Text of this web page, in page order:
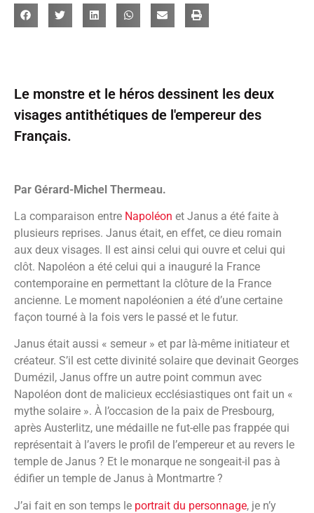
Le monstre et le héros dessinent les deux
visages antithétiques de l'empereur des
Français.
Par Gérard-Michel Thermeau.
La comparaison entre Napoléon et Janus a été faite à
plusieurs reprises. Janus était, en effet, ce dieu romain
aux deux visages. Il est ainsi celui qui ouvre et celui qui
clôt. Napoléon a été celui qui a inauguré la France
contemporaine en permettant la clôture de la France
ancienne. Le moment napoléonien a été d’une certaine
façon tourné à la fois vers le passé et le futur.
Janus était aussi « semeur » et par là-même initiateur et
créateur. S’il est cette divinité solaire que devinait Georges
Dumézil, Janus offre un autre point commun avec
Napoléon dont de malicieux ecclésiastiques ont fait un «
mythe solaire ». À l’occasion de la paix de Presbourg,
après Austerlitz, une médaille ne fut-elle pas frappée qui
représentait à l’avers le profil de l’empereur et au revers le
temple de Janus ? Et le monarque ne songeait-il pas à
édifier un temple de Janus à Montmartre ?
J’ai fait en son temps le portrait du personnage, je n’y